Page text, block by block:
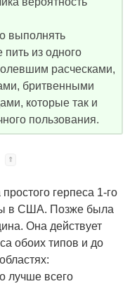
выполнять
пить из одного
расческами,
бритвенными
которые так и
пользования.
герпеса 1-го
в США. Позже была
Она действует
обоих типов и до
лучше всего